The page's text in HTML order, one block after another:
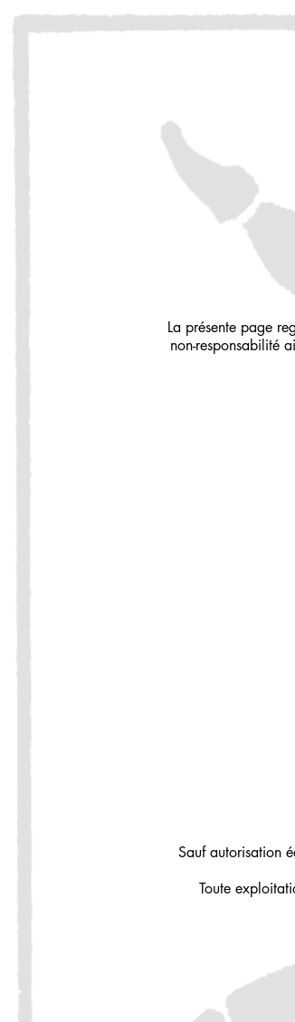
La présente page
non-responsabilité
Sauf autorisation
Toute